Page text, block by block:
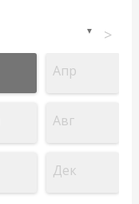
▼ >
Апр
Авг
Дек